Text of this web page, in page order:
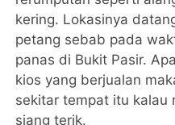
kering. Lokasinya
petang sebab pada
panas di Bukit Pasir.
kios yang berjualan
sekitar tempat itu kalau
siang terik.